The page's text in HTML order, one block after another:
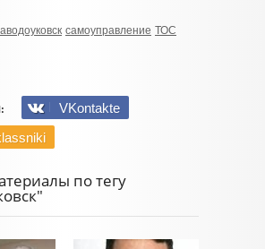
самоуправление ТОС
VKontakte
по тегу